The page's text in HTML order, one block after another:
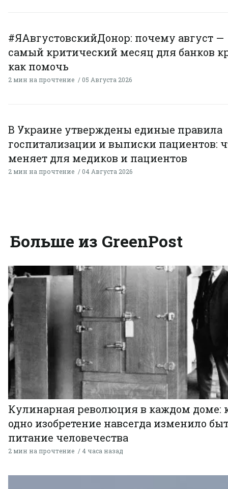
#ЯАвгустовскийДонор: почему август —
самый критический месяц для банков
как помочь
2 мин на прочтение 05 Августа 2026
В Украине утверждены единые правила
госпитализации и выписки пациентов:
меняет для медиков и пациентов
2 мин на прочтение 04 Августа 2026
Больше из GreenPost
Кулинарная революция в каждом доме:
одно изобретение навсегда изменило
питание человечества
2 мин на прочтение 4 часа назад